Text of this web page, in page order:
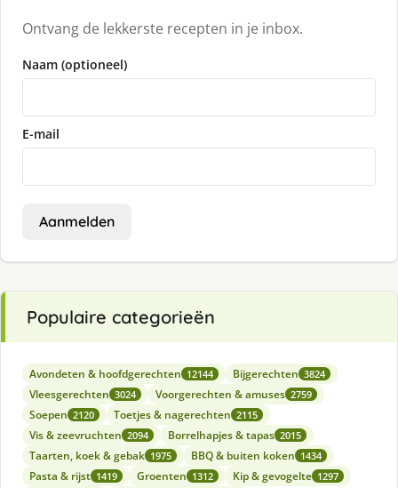
Ontvang de lekkerste recepten in je inbox.
Naam (optioneel)
E-mail
Aanmelden
Populaire categorieën
Avondeten & hoofdgerechten 12144 Bijgerechten 3824
Vleesgerechten 3024 Voorgerechten & amuses 2759
Soepen 2120 Toetjes & nagerechten 2115
Vis & zeevruchten 2094 Borrelhapjes & tapas 2015
Taarten, koek & gebak 1975 BBQ & buiten koken 1434
Pasta & rijst 1419 Groenten 1312 Kip & gevogelte 1297